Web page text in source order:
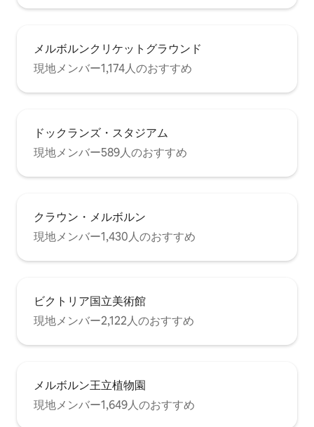
メルボルンクリケットグラウンド
現地メンバー1,174人のおすすめ
ドックランズ・スタジアム
現地メンバー589人のおすすめ
クラウン・メルボルン
現地メンバー1,430人のおすすめ
ビクトリア国立美術館
現地メンバー2,122人のおすすめ
メルボルン王立植物園
現地メンバー1,649人のおすすめ